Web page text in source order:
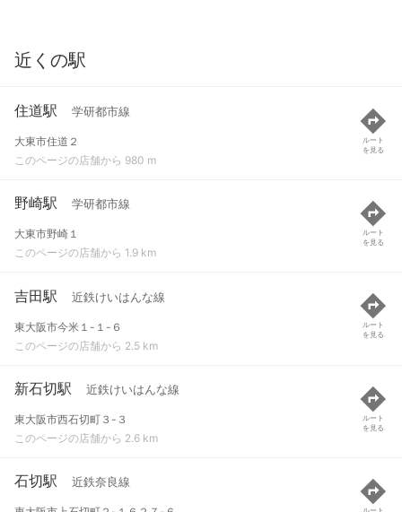
近くの駅
住道駅 学研都市線
大東市住道２
このページの店舗から 980 m
ルート
を見る
野崎駅 学研都市線
大東市野崎１
このページの店舗から 1.9 km
ルート
を見る
吉田駅 近鉄けいはんな線
東大阪市今米１-１-６
このページの店舗から 2.5 km
ルート
を見る
新石切駅 近鉄けいはんな線
東大阪市西石切町３-３
このページの店舗から 2.6 km
ルート
を見る
石切駅 近鉄奈良線